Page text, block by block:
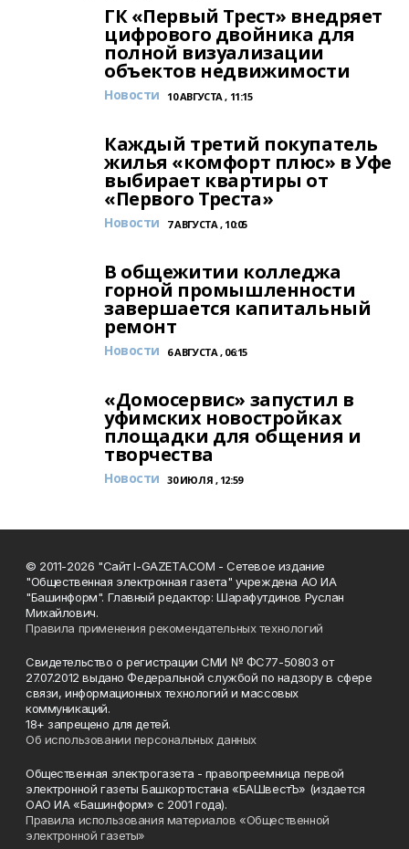
ГК «Первый Трест» внедряет
цифрового двойника для
полной визуализации
объектов недвижимости
Новости 10 АВГУСТА , 11:15
Каждый третий покупатель
жилья «комфорт плюс» в Уфе
выбирает квартиры от
«Первого Треста»
Новости 7 АВГУСТА , 10:05
В общежитии колледжа
горной промышленности
завершается капитальный
ремонт
Новости 6 АВГУСТА , 06:15
«Домосервис» запустил в
уфимских новостройках
площадки для общения и
творчества
Новости 30 ИЮЛЯ , 12:59
© 2011-2026 "Сайт I-GAZETA.COM - Сетевое издание
"Общественная электронная газета" учреждена АО ИА
"Башинформ". Главный редактор: Шарафутдинов Руслан
Михайлович.
Правила применения рекомендательных технологий
Свидетельство о регистрации СМИ № ФС77-50803 от
27.07.2012 выдано Федеральной службой по надзору в сфере
связи, информационных технологий и массовых
коммуникаций.
18+ запрещено для детей.
Об использовании персональных данных
Общественная электрогазета - правопреемница первой
электронной газеты Башкортостана «БАШвестЪ» (издается
ОАО ИА «Башинформ» с 2001 года).
Правила использования материалов «Общественной
электронной газеты»